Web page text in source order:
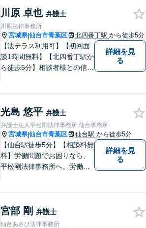
とともに解決に向けて歩んで
いきたいと思います。法律問
題でお困りの方はお気軽にご
相談ください。
川原 卓也 弁護士
川原法律事務所
宮城県|仙台市青葉区 北四番丁駅 から徒歩5分
【法テラス利用可】【初回面
談1時間無料】【北四番丁駅か
ら徒歩5分】相談者様との信頼
ます。 まずは一度気軽に御相
談下さい。
詳細を見
る
光島 悠平 弁護士
弁護士法人平松剛法律事務所 仙台事務所
宮城県|仙台市青葉区 仙台駅 から徒歩5分
【仙台駅徒歩5分】【相談料無
料】労働問題でお困りなら、
平松剛法律事務所へ。労働者
たる事件も、受任可能です。
お気軽にご相談ください。
詳細を見
る
宮部 剛 弁護士
仙台あさひ法律事務所